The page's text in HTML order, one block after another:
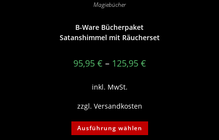
werden
Magiebücher
B-Ware Bücherpaket
Satanshimmel mit Räucherset
95,95 € – 125,95 €
inkl. MwSt.
zzgl. Versandkosten
Ausführung wählen Dieses
weist